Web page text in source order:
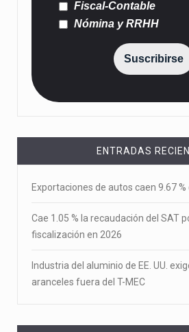
Fiscal-Contable
Nómina y RRHH
Suscribirse
ENTRADAS
Exportaciones de autos caen 9.67 %
Cae 1.05 % la recaudación del SAT
fiscalización en 2026
Industria del aluminio de EE. UU.
aranceles fuera del T-MEC